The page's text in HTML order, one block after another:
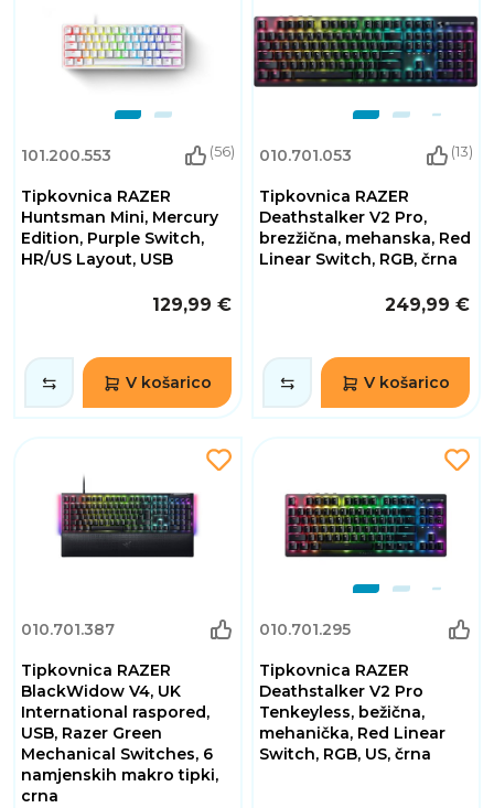
101.200.553 (56)
Tipkovnica RAZER
Huntsman Mini, Mercury
Edition, Purple Switch,
HR/US Layout, USB
129,99 €
V košarico
010.701.053 (13)
Tipkovnica RAZER
Deathstalker V2 Pro,
brezžična, mehanska, Red
Linear Switch, RGB, črna
249,99 €
V košarico
010.701.387
Tipkovnica RAZER
BlackWidow V4, UK
International raspored,
USB, Razer Green
Mechanical Switches, 6
namjenskih makro tipki,
crna
010.701.295
Tipkovnica RAZER
Deathstalker V2 Pro
Tenkeyless, bežična,
mehanička, Red Linear
Switch, RGB, US, črna